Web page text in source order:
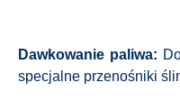
Dawkowanie paliwa:
specjalne przenośniki